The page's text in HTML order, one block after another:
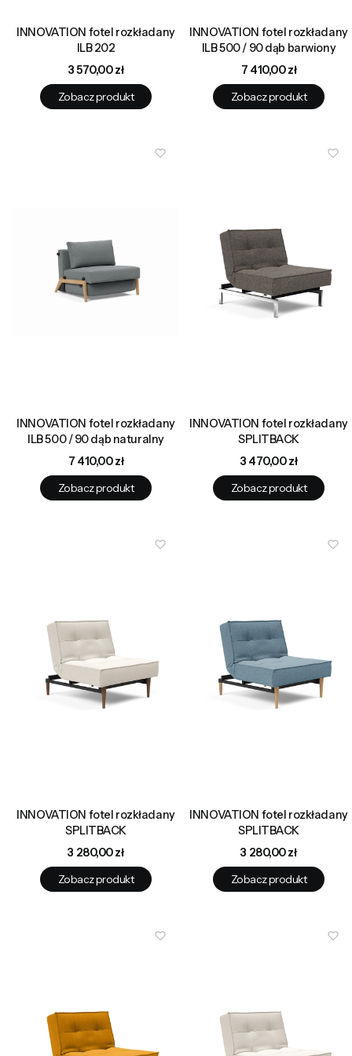
INNOVATION fotel rozkładany
ILB 202
Cena
3 570,00 zł
Zobacz produkt
INNOVATION fotel rozkładany
ILB 500 / 90 dąb barwiony
Cena
7 410,00 zł
Zobacz produkt
INNOVATION fotel rozkładany
ILB 500 / 90 dąb naturalny
Cena
7 410,00 zł
Zobacz produkt
INNOVATION fotel rozkładany
SPLITBACK
Cena
3 470,00 zł
Zobacz produkt
INNOVATION fotel rozkładany
SPLITBACK
Cena
3 280,00 zł
Zobacz produkt
INNOVATION fotel rozkładany
SPLITBACK
Cena
3 280,00 zł
Zobacz produkt